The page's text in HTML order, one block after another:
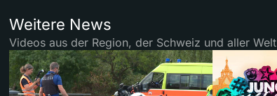
Weitere News
Videos aus der Region, der Schweiz und aller Welt